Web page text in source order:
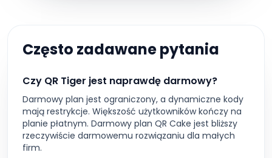
Często zadawane pytania
Czy QR Tiger jest naprawdę darmowy?
Darmowy plan jest ograniczony, a dynamiczne kody
mają restrykcje. Większość użytkowników kończy na
planie płatnym. Darmowy plan QR Cake jest bliższy
rzeczywiście darmowemu rozwiązaniu dla małych
firm.